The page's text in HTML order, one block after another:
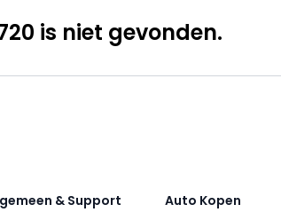
is niet gevonden.
& Support Auto Kopen